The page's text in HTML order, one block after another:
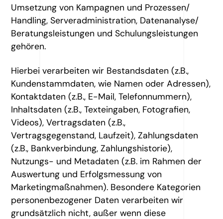
Umsetzung von Kampagnen und Prozessen/
Handling, Serveradministration, Datenanalyse/
Beratungsleistungen und Schulungsleistungen
gehören.
Hierbei verarbeiten wir Bestandsdaten (z.B.,
Kundenstammdaten, wie Namen oder Adressen),
Kontaktdaten (z.B., E-Mail, Telefonnummern),
Inhaltsdaten (z.B., Texteingaben, Fotografien,
Videos), Vertragsdaten (z.B.,
Vertragsgegenstand, Laufzeit), Zahlungsdaten
(z.B., Bankverbindung, Zahlungshistorie),
Nutzungs- und Metadaten (z.B. im Rahmen der
Auswertung und Erfolgsmessung von
Marketingmaßnahmen). Besondere Kategorien
personenbezogener Daten verarbeiten wir
grundsätzlich nicht, außer wenn diese